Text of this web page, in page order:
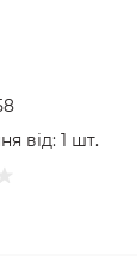
від: 1 шт.